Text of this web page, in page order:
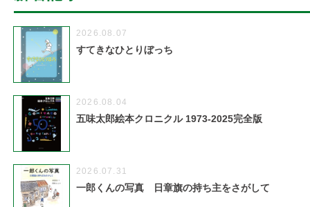
2026.08.07
すてきなひとりぼっち
2026.08.04
五味太郎絵本クロニクル 1973-2025完全版
2026.07.31
一郎くんの写真 日章旗の持ち主をさがして